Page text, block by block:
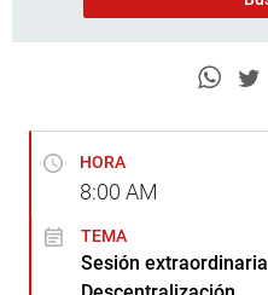
HORA
8:00 AM
TEMA
Sesión